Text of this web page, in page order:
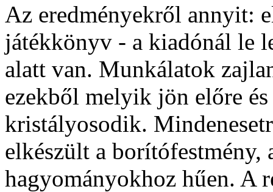
Az eredményekről annyit:
játékkönyv - a kiadónál le
alatt van. Munkálatok
ezekből melyik jön előre
kristályosodik.
elkészült a borítófestmény,
hagyományokhoz hűen. A